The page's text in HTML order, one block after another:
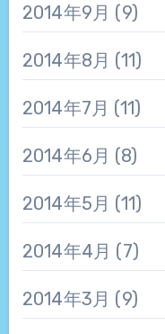
2014年9月 (9)
2014年8月 (11)
2014年7月 (11)
2014年6月 (8)
2014年5月 (11)
2014年4月 (7)
2014年3月 (9)